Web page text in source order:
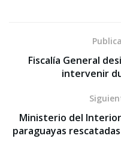
Fiscalía General
intervenir
Ministerio del
paraguayas